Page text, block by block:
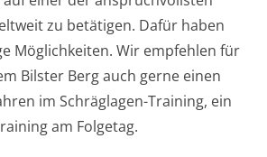
zu betätigen. Dafür haben
Möglichkeiten. Wir empfehlen für
Bilster Berg auch gerne einen
im Schräglagen-Training, ein
am Folgetag.